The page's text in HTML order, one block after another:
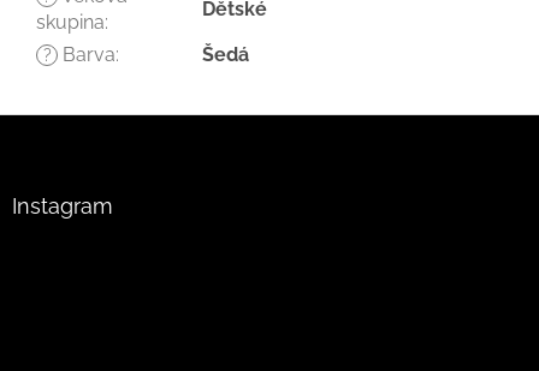
skupina:
Dětské
? Barva: Šedá
Instagram